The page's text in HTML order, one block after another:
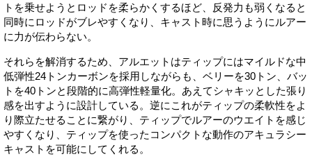
トを乗せようとロッドを柔らかくするほど、反発力も弱くなると
同時にロッドがブレやすくなり、キャスト時に思うようにルアー
に力が伝わらない。
それらを解消するため、アルエットはティップにはマイルドな中
低弾性24トンカーボンを採用しながらも、ベリーを30トン、バッ
トを40トンと段階的に高弾性軽量化。あえてシャキッとした張り
感を出すように設計している。逆にこれがティップの柔軟性をよ
り際立たせることに繋がり、ティップでルアーのウエイトを感じ
やすくなり、ティップを使ったコンパクトな動作のアキュラシー
キャストを可能にしてくれる。